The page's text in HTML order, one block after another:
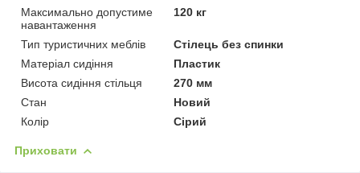
Максимально допустиме
навантаження
120 кг
Тип туристичних меблів
Стілець без спинки
Матеріал сидіння
Пластик
Висота сидіння стільця
270 мм
Стан
Новий
Колір
Сірий
Приховати